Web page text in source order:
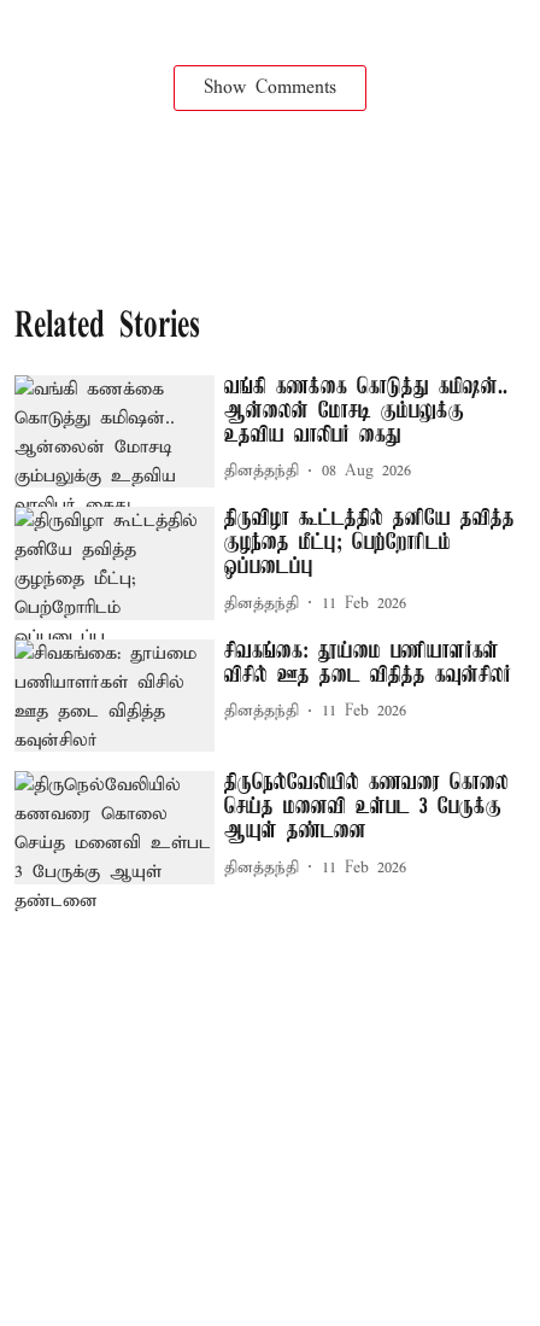
Show Comments
Related Stories
வங்கி கணக்கை கொடுத்து கமிஷன்..
ஆன்லைன் மோசடி கும்பலுக்கு
உதவிய வாலிபர் கைது
தினத்தந்தி 08 Aug 2026
திருவிழா கூட்டத்தில் தனியே தவித்த
குழந்தை மீட்பு; பெற்றோரிடம்
ஒப்படைப்பு
தினத்தந்தி 11 Feb 2026
சிவகங்கை: தூய்மை பணியாளர்கள்
விசில் ஊத தடை விதித்த கவுன்சிலர்
தினத்தந்தி 11 Feb 2026
திருநெல்வேலியில் கணவரை கொலை
செய்த மனைவி உள்பட 3 பேருக்கு
ஆயுள் தண்டனை
தினத்தந்தி 11 Feb 2026